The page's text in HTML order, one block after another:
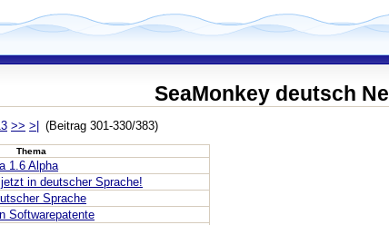
SeaMonkey deutsch
>> >| (Beitrag 301-330/383)
Thema
1.6 Alpha
in deutscher Sprache!
Sprache
Softwarepatente